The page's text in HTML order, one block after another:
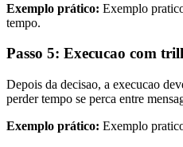
Exemplo prático: Exemplo
tempo.
Passo 5: Execucao com
Depois da decisao, a execucao
perder tempo se perca entre
Exemplo prático: Exemplo